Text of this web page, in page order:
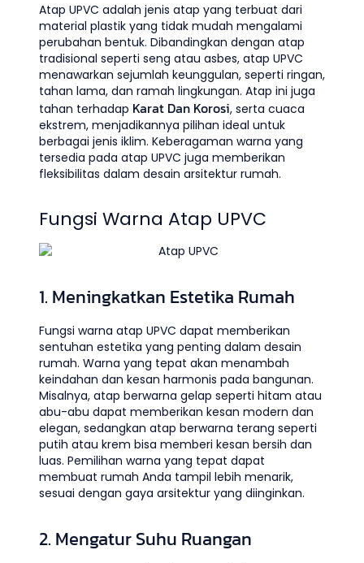
Atap UPVC adalah jenis atap yang terbuat dari
material plastik yang tidak mudah mengalami
perubahan bentuk. Dibandingkan dengan atap
tradisional seperti seng atau asbes, atap UPVC
menawarkan sejumlah keunggulan, seperti ringan,
tahan lama, dan ramah lingkungan. Atap ini juga
tahan terhadap Karat Dan Korosi, serta cuaca
ekstrem, menjadikannya pilihan ideal untuk
berbagai jenis iklim. Keberagaman warna yang
tersedia pada atap UPVC juga memberikan
fleksibilitas dalam desain arsitektur rumah.
Fungsi Warna Atap UPVC
1. Meningkatkan Estetika Rumah
Fungsi warna atap UPVC dapat memberikan
sentuhan estetika yang penting dalam desain
rumah. Warna yang tepat akan menambah
keindahan dan kesan harmonis pada bangunan.
Misalnya, atap berwarna gelap seperti hitam atau
abu-abu dapat memberikan kesan modern dan
elegan, sedangkan atap berwarna terang seperti
putih atau krem bisa memberi kesan bersih dan
luas. Pemilihan warna yang tepat dapat
membuat rumah Anda tampil lebih menarik,
sesuai dengan gaya arsitektur yang diinginkan.
2. Mengatur Suhu Ruangan